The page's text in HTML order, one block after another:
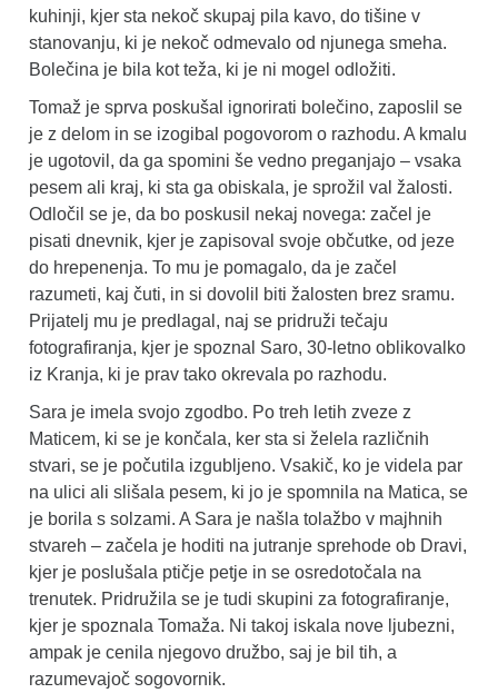
kuhinji, kjer sta nekoč skupaj pila kavo, do tišine v
stanovanju, ki je nekoč odmevalo od njunega smeha.
Bolečina je bila kot teža, ki je ni mogel odložiti.
Tomaž je sprva poskušal ignorirati bolečino, zaposlil se
je z delom in se izogibal pogovorom o razhodu. A kmalu
je ugotovil, da ga spomini še vedno preganjajo – vsaka
pesem ali kraj, ki sta ga obiskala, je sprožil val žalosti.
Odločil se je, da bo poskusil nekaj novega: začel je
pisati dnevnik, kjer je zapisoval svoje občutke, od jeze
do hrepenenja. To mu je pomagalo, da je začel
razumeti, kaj čuti, in si dovolil biti žalosten brez sramu.
Prijatelj mu je predlagal, naj se pridruži tečaju
fotografiranja, kjer je spoznal Saro, 30-letno oblikovalko
iz Kranja, ki je prav tako okrevala po razhodu.
Sara je imela svojo zgodbo. Po treh letih zveze z
Maticem, ki se je končala, ker sta si želela različnih
stvari, se je počutila izgubljeno. Vsakič, ko je videla par
na ulici ali slišala pesem, ki jo je spomnila na Matica, se
je borila s solzami. A Sara je našla tolažbo v majhnih
stvareh – začela je hoditi na jutranje sprehode ob Dravi,
kjer je poslušala ptičje petje in se osredotočala na
trenutek. Pridružila se je tudi skupini za fotografiranje,
kjer je spoznala Tomaža. Ni takoj iskala nove ljubezni,
ampak je cenila njegovo družbo, saj je bil tih, a
razumevajoč sogovornik.